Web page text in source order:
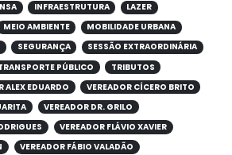
INFRAESTRUTURA
LAZER
MEIO AMBIENTE
MOBILIDADE URBANA
SEGURANÇA
SESSÃO EXTRAORDINÁRIA
PÚBLICO
TRIBUTOS
ALEX EDUARDO
VEREADOR CÍCERO BRITO
VEREADOR DR. GRILO
VEREADOR FLÁVIO XAVIER
VEREADOR FÁBIO VALADÃO